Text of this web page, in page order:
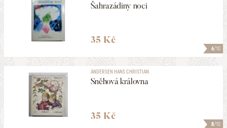
6/10
Šahrazádiny noci
35 Kč
8/10
ANDERSEN HANS CHRISTIAN
Sněhová královna
35 Kč